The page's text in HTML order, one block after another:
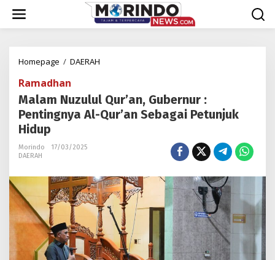
konten
Homepage / DAERAH
Gubernur
:
Pentingnya
Hidup
Ramadhan
Malam Nuzulul Qur’an, Gubernur :
Pentingnya Al-Qur’an Sebagai Petunjuk
Hidup
Morindo
17/03/2025
DAERAH